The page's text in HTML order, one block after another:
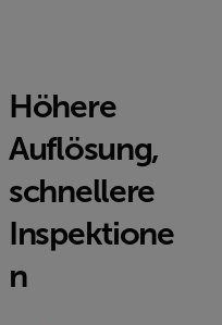
Höhere
Auflösung,
schnellere
Inspektione
n